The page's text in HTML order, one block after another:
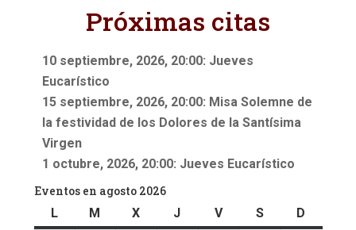
Próximas citas
10 septiembre, 2026, 20:00: Jueves
Eucarístico
15 septiembre, 2026, 20:00: Misa Solemne de
la festividad de los Dolores de la Santísima
Virgen
1 octubre, 2026, 20:00: Jueves Eucarístico
Eventos en agosto 2026
Llunes M martes
Xmiércoles
J jueves
Vviernes
Ssábado
D